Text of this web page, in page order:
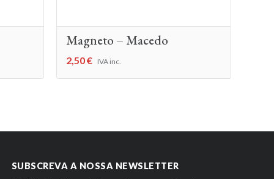
Magneto – Macedo
2,50€ IVA inc.
SUBSCREVA A NOSSA NEWSLETTER